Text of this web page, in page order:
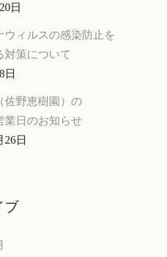
日
ウィルスの感染防止を
対策について
日
佐野恵樹園）の
業日のお知らせ
26日
ブ